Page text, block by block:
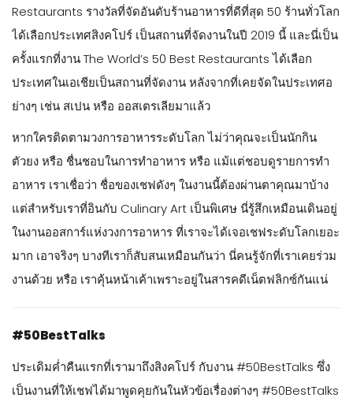
Restaurants รางวัลที่จัดอันดับร้านอาหารที่ดีที่สุด 50 ร้านทั่วโลก
ได้เลือกประเทศสิงคโปร์ เป็นสถานที่จัดงานในปี 2019 นี้ และนี่เป็น
ครั้งแรกที่งาน The World’s 50 Best Restaurants ได้เลือก
ประเทศในเอเชียเป็นสถานที่จัดงาน หลังจากที่เคยจัดในประเทศอ
ย่างๆ เช่น สเปน หรือ ออสเตรเลียมาแล้ว
หากใครติดตามวงการอาหารระดับโลก ไม่ว่าคุณจะเป็นนักกิน
ตัวยง หรือ ชื่นชอบในการทำอาหาร หรือ แม้แต่ชอบดูรายการทำ
อาหาร เราเชื่อว่า ชื่อของเชฟดังๆ ในงานนี้ต้องผ่านตาคุณมาบ้าง
แต่สำหรับเราที่อินกับ Culinary Art เป็นพิเศษ นี่รู้สึกเหมือนเดินอยู่
ในงานออสการ์แห่งวงการอาหาร ที่เราจะได้เจอเชฟระดับโลกเยอะ
มาก เอาจริงๆ บางทีเราก็สับสนเหมือนกันว่า นี่คนรู้จักที่เราเคยร่วม
งานด้วย หรือ เราคุ้นหน้าเค้าเพราะอยู่ในสารคดีเน็ตฟลิกซ์กันแน่
#50BestTalks
ประเดิมค่ำคืนแรกที่เรามาถึงสิงคโปร์ กับงาน #50BestTalks ซึ่ง
เป็นงานที่ให้เชฟได้มาพูดคุยกันในหัวข้อเรื่องต่างๆ #50BestTalks